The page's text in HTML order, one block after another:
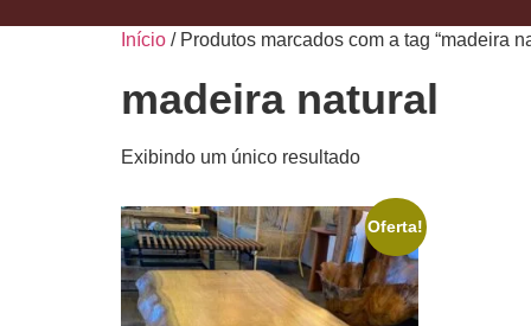
Início / Produtos marcados com a tag “madeira
madeira natural
Exibindo um único resultado
Oferta!